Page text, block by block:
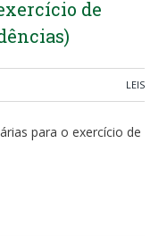
de
LEIS
para o exercício de